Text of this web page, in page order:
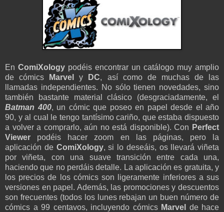
En ComiXology podéis encontrar un catálogo muy amplio
de cómics
Marvely DC, así como de muchas de las
llamadas independientes. No sólo tienen novedades, sino
también bastante material clásico (desgraciadamente, el
Batman 400, un cómic que poseo en papel desde el año
90, y al cual le tengo tantísimo cariño, que estaba dispuesto
a volver a comprarlo, aún no está disponible). Con Perfect
Viewer podéis hacer zoom en las páginas, pero la
aplicación de ComiXology, si lo deseáis, os llevará viñeta
por viñeta, con una suave transición entre cada una,
haciendo que no perdáis detalle. La aplicación es gratuita, y
los precios de los cómics son ligeramente inferiores a sus
versiones en papel. Además, las promociones y descuentos
son frecuentes (todos los lunes rebajan un buen número de
cómics a 99 centavos, incluyendo cómics Marvel de hace